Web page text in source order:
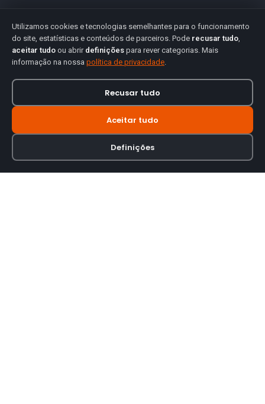
Utilizamos cookies e tecnologias semelhantes para o funcionamento
do site, estatísticas e conteúdos de parceiros. Pode recusar tudo,
aceitar tudo ou abrir definições para rever categorias. Mais
informação na nossa política de privacidade.
Recusar tudo
Aceitar tudo
Definições